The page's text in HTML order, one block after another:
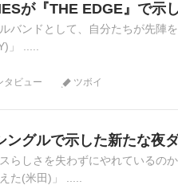
が『THE EDGE』で示
ルバンドとして、自分たちが先陣
」 .....
タビュー ツボイ
ングルで示した新たな夜
スらしさを失わずにやれているの
た(米田)」 .....